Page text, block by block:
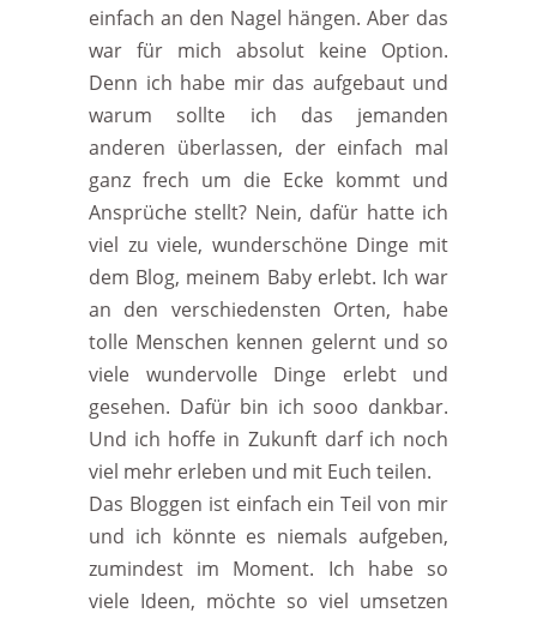
einfach an den Nagel hängen. Aber das
war für mich absolut keine Option.
Denn ich habe mir das aufgebaut und
warum sollte ich das jemanden
anderen überlassen, der einfach mal
ganz frech um die Ecke kommt und
Ansprüche stellt? Nein, dafür hatte ich
viel zu viele, wunderschöne Dinge mit
dem Blog, meinem Baby erlebt. Ich war
an den verschiedensten Orten, habe
tolle Menschen kennen gelernt und so
viele wundervolle Dinge erlebt und
gesehen. Dafür bin ich sooo dankbar.
Und ich hoffe in Zukunft darf ich noch
viel mehr erleben und mit Euch teilen.
Das Bloggen ist einfach ein Teil von mir
und ich könnte es niemals aufgeben,
zumindest im Moment. Ich habe so
viele Ideen, möchte so viel umsetzen